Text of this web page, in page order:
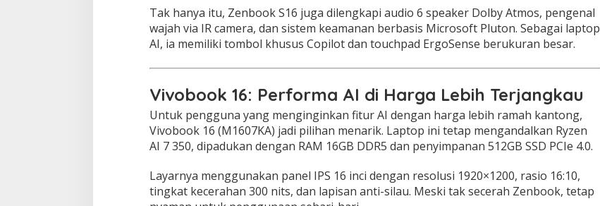
e
n
A
I
Tak hanya itu, Zenbook S16 juga dilengkapi audio 6 speaker Dolby Atmos, pengenal
wajah via IR camera, dan sistem keamanan berbasis Microsoft Pluton. Sebagai laptop
AI, ia memiliki tombol khusus Copilot dan touchpad ErgoSense berukuran besar.
Vivobook 16: Performa AI di Harga Lebih Terjangkau
Untuk pengguna yang menginginkan fitur AI dengan harga lebih ramah kantong,
Vivobook 16 (M1607KA) jadi pilihan menarik. Laptop ini tetap mengandalkan Ryzen
AI 7 350, dipadukan dengan RAM 16GB DDR5 dan penyimpanan 512GB SSD PCIe 4.0.
Layarnya menggunakan panel IPS 16 inci dengan resolusi 1920×1200, rasio 16:10,
tingkat kecerahan 300 nits, dan lapisan anti-silau. Meski tak secerah Zenbook, tetap